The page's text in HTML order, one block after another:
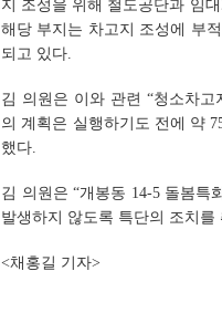
지 조성을 위해 철도공단과 임
해당 부지는 차고지 조성에 부
되고 있다.
김 의원은 이와 관련 “청소차
의 계획은 실행하기도 전에 약
했다.
김 의원은 “개봉동 14-5 돌봄
발생하지 않도록 특단의 조치
<채홍길 기자>